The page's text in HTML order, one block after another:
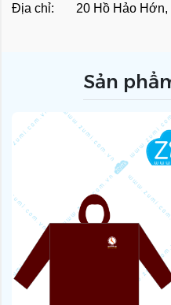
Địa chỉ: 20 Hồ Hảo Hớn,
Sản